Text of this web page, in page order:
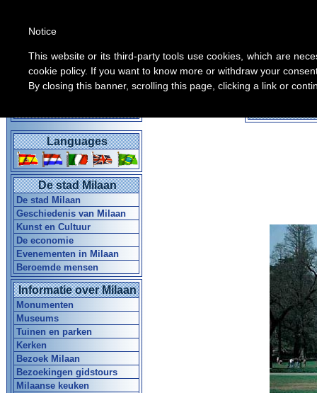
Languages
De stad Milaan
De stad Milaan
Geschiedenis van Milaan
Kunst en Cultuur
De economie
Evenementen in Milaan
Beroemde mensen
Informatie over Milaan
Monumenten
Museums
Tuinen en parken
Kerken
Bezoek Milaan
Bezoekingen gidstours
Milaanse keuken
Notice
This website or its third-party tools use cookies, which are
cookie policy. If you want to know more or withdraw your
By closing this banner, scrolling this page, clicking a link or